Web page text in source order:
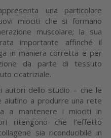
una particolare
miociti che si formano
muscolare; la sua
importante affinché il
in maniera corretta e per
da parte di tessuto
cicatriziale.
autori dello studio – che le
aiutino a produrre una rete
a mantenere i miociti in
ritengono che l’effetto
sia riconducibile in